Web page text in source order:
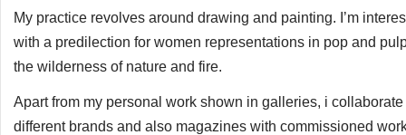
My practice revolves around drawing and painting. I’m
with a predilection for women representations in pop and
the wilderness of nature and fire.
Apart from my personal work shown in galleries, i
different brands and also magazines with commissioned